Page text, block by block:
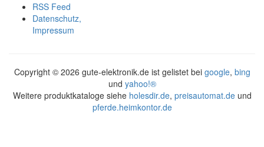
RSS Feed
Datenschutz,
Impressum
Copyright © 2026 gute-elektronik.de ist gelistet bei google, bing
und yahoo!®
Weitere produktkataloge siehe holesdir.de, preisautomat.deund
pferde.heimkontor.de